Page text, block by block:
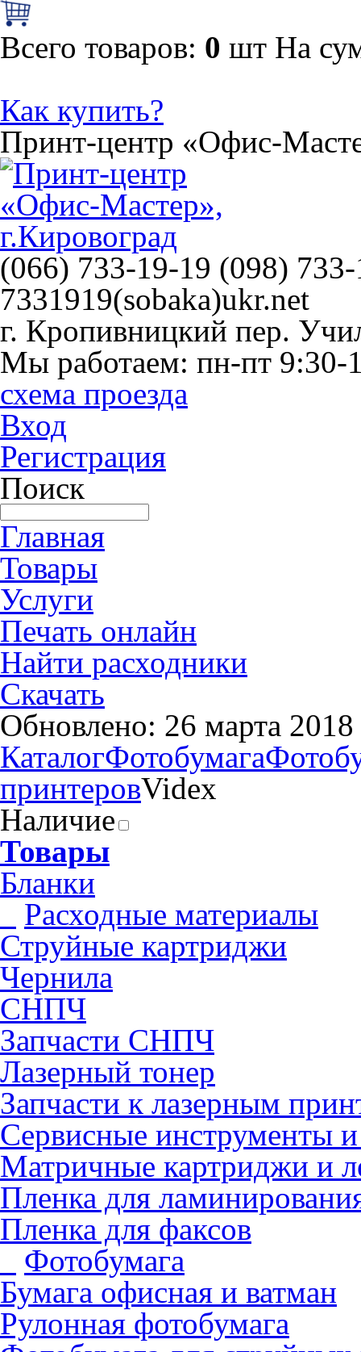
Всего товаров: 0 шт На
Как купить?
Принт-центр «Офис-
(066) 733-19-19 (098)
7331919(sobaka)ukr.net
г. Кропивницкий пер.
Мы работаем: пн-пт 9:30-
схема проезда
Вход
Регистрация
Поиск
Главная
Товары
Услуги
Печать онлайн
Найти расходники
Скачать
Обновлено: 26 марта 2018
КаталогФотобумага
принтеровVidex
Наличие
Товары
Бланки
Pасходные материалы
Струйные картриджи
Чернила
СНПЧ
Запчасти СНПЧ
Лазерный тонер
Запчасти к лазерным
Сервисные инструменты
Матричные картриджи и
Пленка для
Пленка для факсов
Фотобумага
Бумага офисная и ватман
Рулонная фотобумага